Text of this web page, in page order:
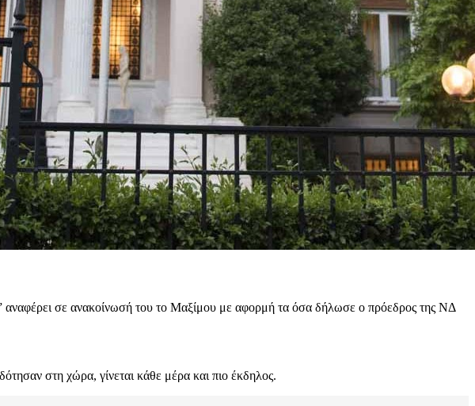
αναφέρει σε ανακοίνωσή του το Μαξίμου με αφορμή τα όσα δήλωσε ο πρόεδρος της ΝΔ
στη χώρα, γίνεται κάθε μέρα και πιο έκδηλος.